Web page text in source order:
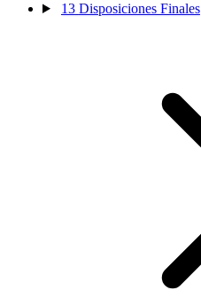
13 Disposiciones Finales